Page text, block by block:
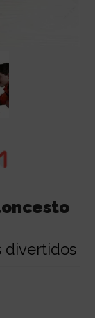
divertidos